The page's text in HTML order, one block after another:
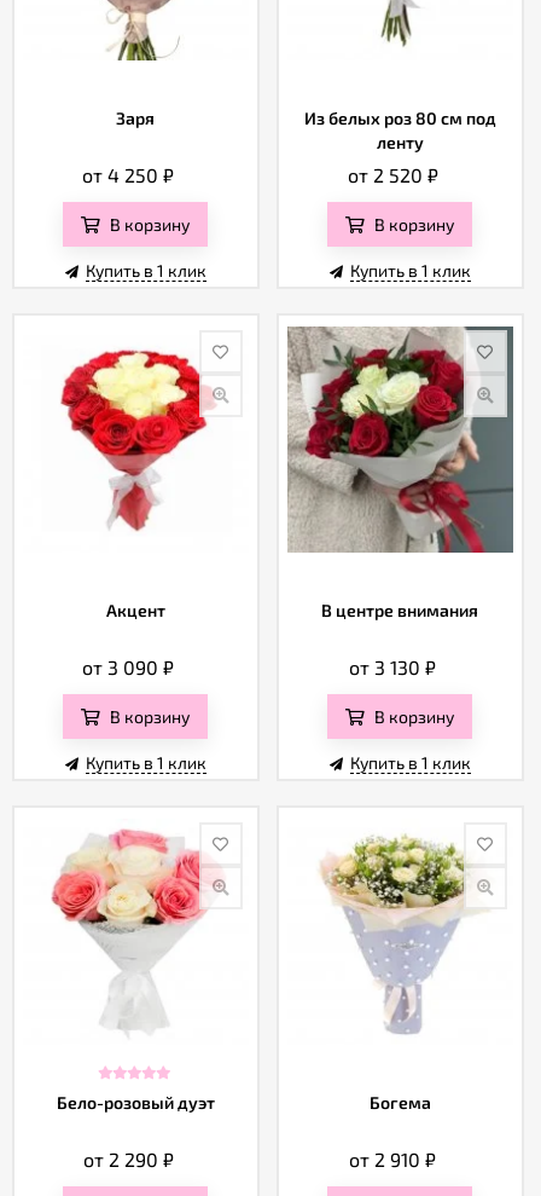
Заря
от 4 250₽
В корзину
Купить в 1 клик
Из белых роз 80 см под
ленту
от 2 520 ₽
В корзину
Купить в 1 клик
Акцент
от 3 090₽
В корзину
Купить в 1 клик
В центре внимания
от 3 130₽
В корзину
Купить в 1 клик
Бело-розовый дуэт
от 2 290 ₽
Богема
от 2 910₽